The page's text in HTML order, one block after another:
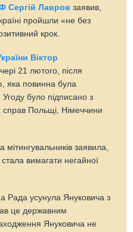
Сергій Лавров заявив,
пройшли «не без
крок.
Віктор
21 лютого, після
яка повинна була
Угоду було підписано з
справ Польщі, Німеччини
мітингувальників заявила,
вимагати негайної
Рада усунула Януковича з
це державним
Януковича не